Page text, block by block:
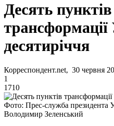
Десять пунктів
трансформації
десятиріччя
Корреспондент.net, 30 червня
1
1710
Фото: Прес-служба президента
Володимир Зеленський